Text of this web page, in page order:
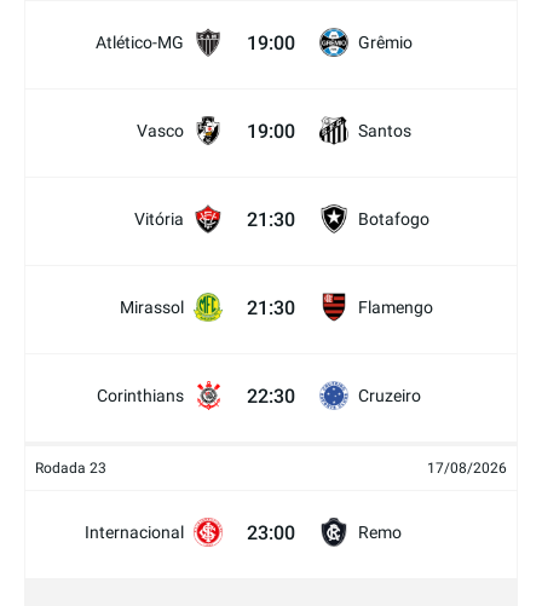
Atlético-MG 19:00 Grêmio
Vasco 19:00 Santos
Vitória 21:30 Botafogo
Mirassol 21:30 Flamengo
Corinthians 22:30 Cruzeiro
Rodada 23 17/08/2026
Internacional 23:00 Remo